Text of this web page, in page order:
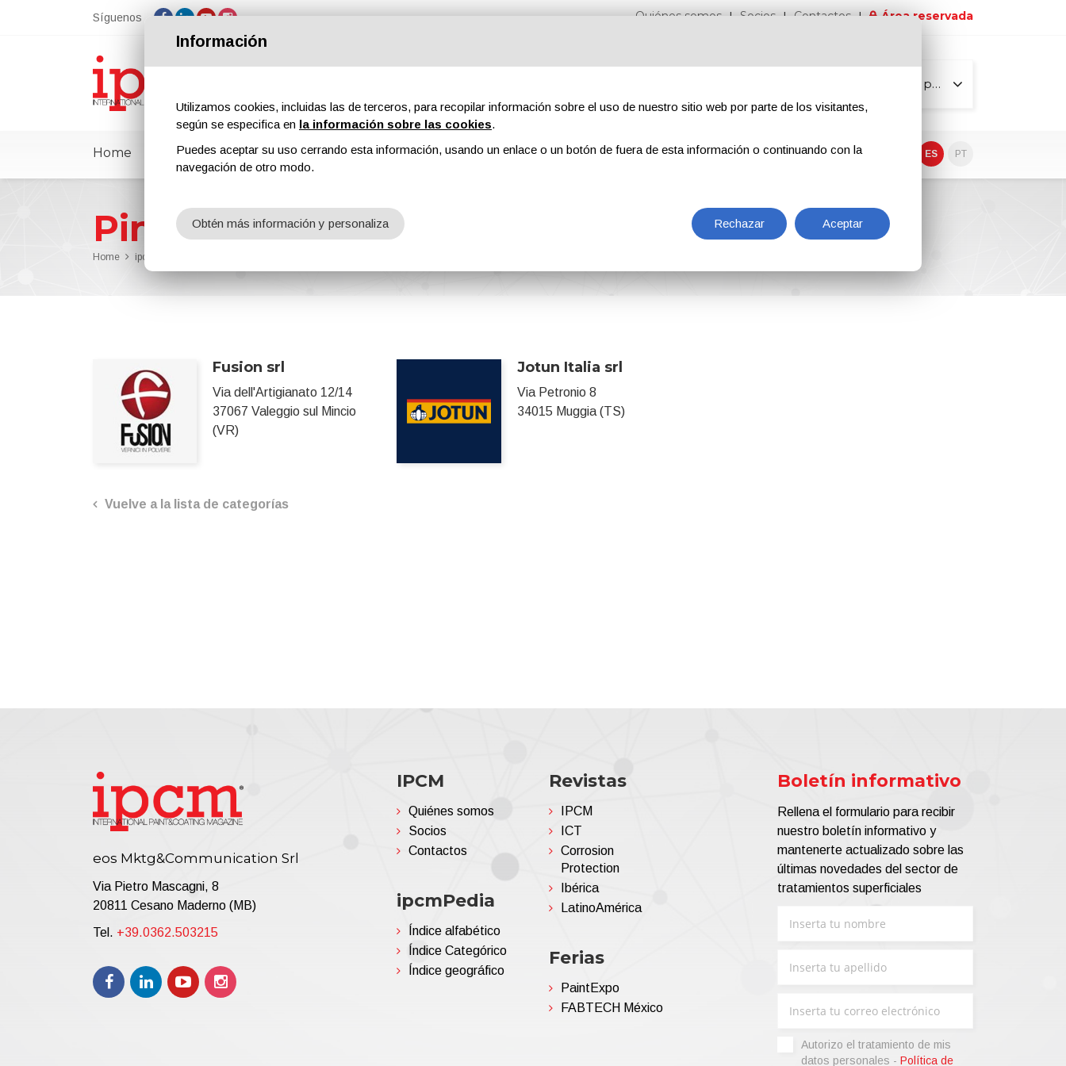
Síguenos Quiénes somos Socios Contactos Área reservada
Todas las páginas
Home ipcmPedia Noticias Ferias Revistas Publicidad Contenidos exclusivos EN ES PT
Pinturas intumescentes
Home ipcmPedia
Fusion srl
Via dell'Artigianato 12/14
37067 Valeggio sul Mincio
(VR)
Jotun Italia srl
Via Petronio 8
34015 Muggia (TS)
Vuelve a la lista de categorías
eos Mktg&Communication Srl
Via Pietro Mascagni, 8
20811 Cesano Maderno (MB)
Tel. +39.0362.503215
IPCM
Quiénes somos
Socios
Contactos
ipcmPedia
Índice alfabético
Índice Categórico
Índice geográfico
Revistas
IPCM
ICT
Corrosion
Protection
Ibérica
LatinoAmérica
Ferias
PaintExpo
FABTECH México
Boletín informativo
Rellena el formulario para recibir
nuestro boletín informativo y
mantenerte actualizado sobre las
últimas novedades del sector de
tratamientos superficiales
Autorizo ​​el tratamiento de mis
datos personales - Política de
Información
Utilizamos cookies, incluidas las de terceros, para recopilar información sobre el uso de nuestro sitio web por parte de los visitantes,
según se especifica en la información sobre las cookies.
Puedes aceptar su uso cerrando esta información, usando un enlace o un botón de fuera de esta información o continuando con la
navegación de otro modo.
Rechazar Aceptar
Obtén más información y personaliza